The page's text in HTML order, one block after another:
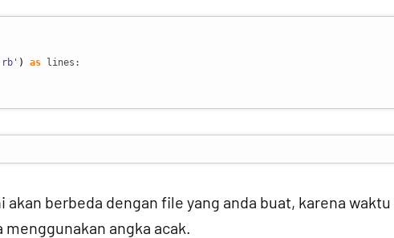
) as lines:
berbeda dengan file yang anda buat, karena waktu
menggunakan angka acak.